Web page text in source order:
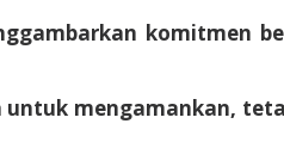
komitmen
mengamankan,